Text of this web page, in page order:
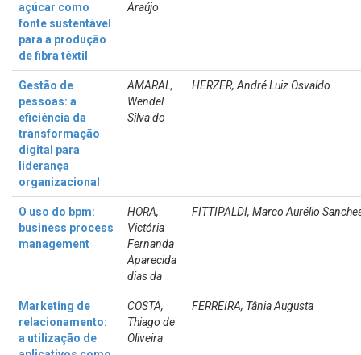
açúcar como
fonte sustentável
para a produção
de fibra têxtil
Araújo
Gestão de
pessoas: a
eficiência da
transformação
digital para
liderança
organizacional
AMARAL,
Wendel
Silva do
HERZER, André Luiz Osvaldo
O uso do bpm:
business process
management
HORA,
Victória
Fernanda
Aparecida
dias da
FITTIPALDI, Marco Aurélio
Marketing de
relacionamento:
a utilização de
COSTA,
Thiago de
Oliveira
FERREIRA, Tânia Augusta